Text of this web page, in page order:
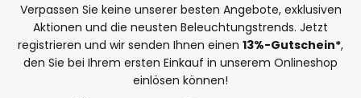
Verpassen Sie keine unserer besten Angebote, exklusiven
Aktionen und die neusten Beleuchtungstrends. Jetzt
registrieren und wir senden Ihnen einen 13%-Gutschein*,
den Sie bei Ihrem ersten Einkauf in unserem Onlineshop
einlösen können!